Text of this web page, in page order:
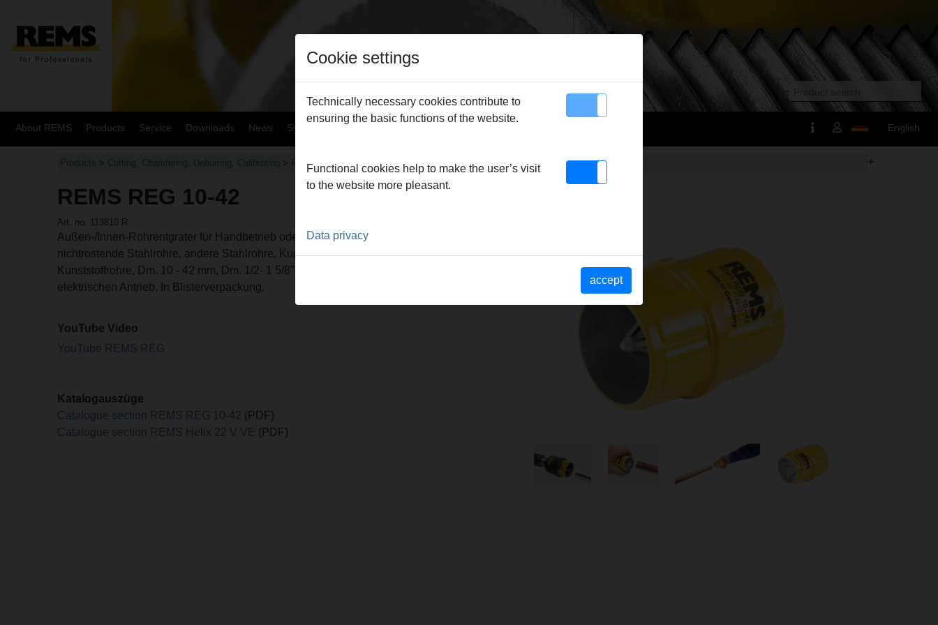
About REMS Products Service Downloads News Sitemap Contact English
Products > Cutting, Chamfering, Deburring, Calibrating > REMS REG 10-42 > REMS REG 10-42 +
REMS REG 10-42
Art. no. 113810 R
Außen-/Innen-Rohrentgrater für Handbetrieb oder elektrischen Antrieb. Für
nichtrostende Stahlrohre, andere Stahlrohre, Kupfer-, Messing-, Aluminium-,
Kunststoffrohre, Dm. 10 - 42 mm, Dm. 1/2- 1 5/8"". Ohne Mitnehmer für
elektrischen Antrieb. In Blisterverpackung.
YouTube Video
YouTube REMS REG
Katalogauszüge
Catalogue section REMS REG 10-42 (PDF)
Catalogue section REMS Helix 22 V VE (PDF)
Cookie settings
Technically necessary cookies contribute to
ensuring the basic functions of the website.
Functional cookies help to make the user’s visit
to the website more pleasant.
Data privacy
accept